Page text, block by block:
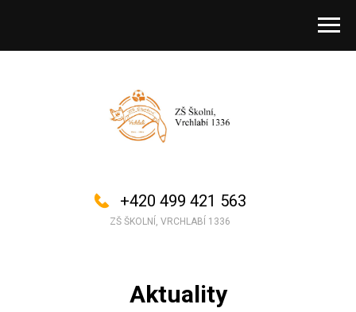
+420 499 421 563
ZŠ ŠKOLNÍ, VRCHLABÍ 1336
Aktuality